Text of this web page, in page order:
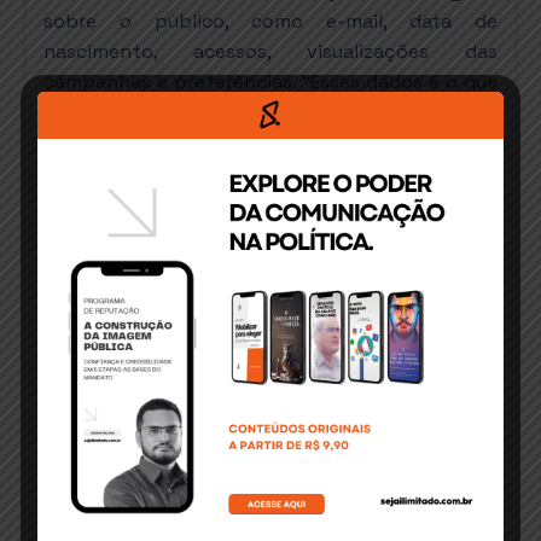
sobre o público, como e-mail, data de
nascimento, acessos, visualizações das
campanhas e preferências. “Esses dados é o que
chamamos de inteligência de mercado, e
possibilita que os anunciantes tenham
informações cruzadas que darão maior margem
de sucesso na atração e fidelização do seu
público, bem como na compra do seu cliente do
seu produto ou serviço”.
O WiFi Box deve funcionar em Itabuna já em julho
e promete oferecer ao anunciante resultado
reais com o investimento na publicidade e uma
experiência diferenciada ao público. “Estamos
fazendo algo para ajudar empresas a atraírem
mais e fidelizar seus clientes já existentes”,
finaliza Rafael.